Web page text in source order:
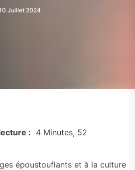
Juillet 2024
: 4 Minutes, 52
époustouflants et à la culture